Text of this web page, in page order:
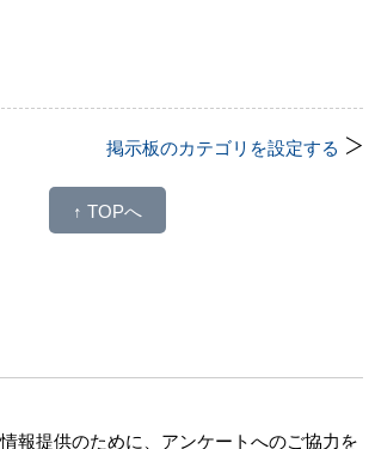
掲示板のカテゴリを設定する
↑ TOPへ
報提供のために、アンケートへのご協力を